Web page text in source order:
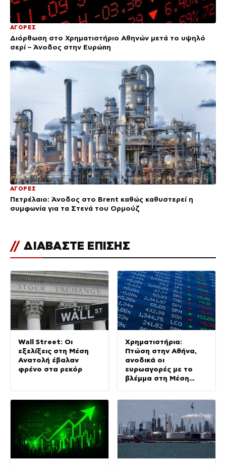
ΑΓΟΡΕΣ
Διόρθωση στο Χρηματιστήριο Αθηνών μετά το υψηλό
σερί – Άνοδος στην Ευρώπη
ΑΓΟΡΕΣ
Πετρέλαιο: Άνοδος στο Brent καθώς καθυστερεί η
συμφωνία για τα Στενά του Ορμούζ
// ΔΙΑΒΑΣΤΕ ΕΠΙΣΗΣ
Wall Street: Οι
εξελίξεις στη Μέση
Ανατολή έβαλαν
φρένο στα ρεκόρ
Χρηματιστήρια:
Πτώση στην Αθήνα,
ανοδικά οι
ευρωαγορές με το
βλέμμα στη Μέση